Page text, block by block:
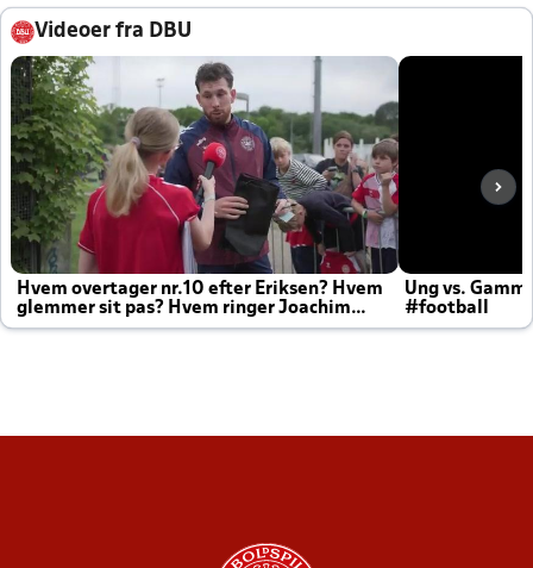
Videoer fra DBU
Hvem overtager nr.10 efter Eriksen? Hvem
glemmer sit pas? Hvem ringer Joachim
altid til efter kampe?
Ung vs.
#football